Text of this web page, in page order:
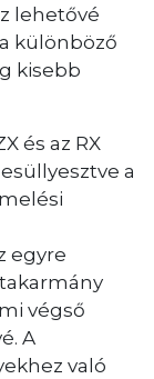
lehetővé
különböző
kisebb
és az RX
a
egyre
végső
A
való